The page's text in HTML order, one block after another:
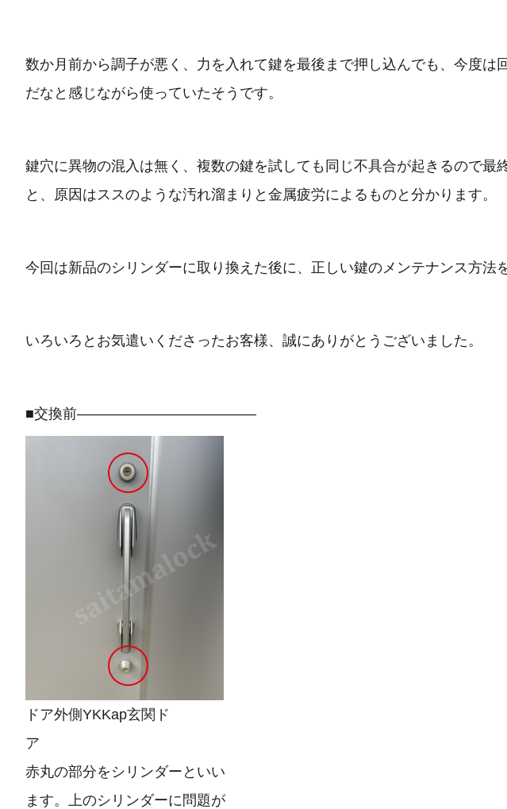
数か月前から調子が悪く、力を入れて鍵を最後まで押し込んでも、今度は
だなと感じながら使っていたそうです。
鍵穴に異物の混入は無く、複数の鍵を試しても同じ不具合が起きるので最
と、原因はススのような汚れ溜まりと金属疲労によるものと分かります。
今回は新品のシリンダーに取り換えた後に、正しい鍵のメンテナンス方法
いろいろとお気遣いくださったお客様、誠にありがとうございました。
■交換前————————————–
ドア外側YKKap玄関ド
ア
赤丸の部分をシリンダーといい
ます。上のシリンダーに問題が